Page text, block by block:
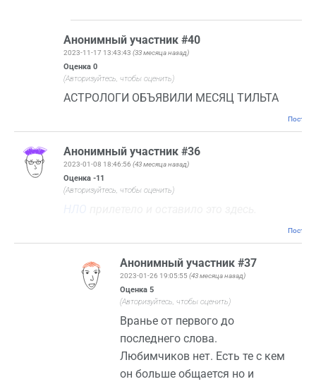
Анонимный участник #40
2023-11-17 13:43:43 (33 месяца назад)
Оценка 0
(Авторизуйтесь, чтобы оценить)
АСТРОЛОГИ ОБЪЯВИЛИ МЕСЯЦ ТИЛЬТА
Анонимный участник #36
2023-01-08 18:46:56 (43 месяца назад)
Оценка -11
(Авторизуйтесь, чтобы оценить)
Анонимный участник #37
2023-01-26 19:05:55(43 месяца назад)
Оценка5
(Авторизуйтесь, чтобы оценить)
Вранье от первого до
последнего слова.
Любимчиков нет. Есть те с кем
он больше общается но и